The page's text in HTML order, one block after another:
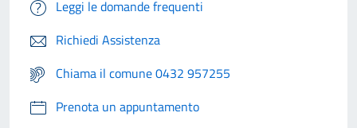
Leggi le domande frequenti
Richiedi Assistenza
Chiama il comune 0432 957255
Prenota un appuntamento